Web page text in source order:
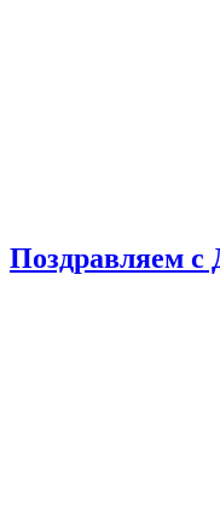
Поздравляем с